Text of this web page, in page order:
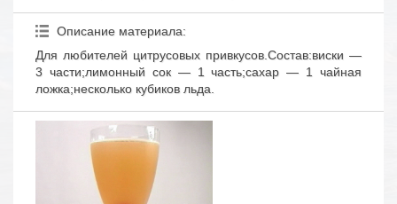
Описание материала:
Для любителей цитрусовых привкусов.Состав:виски —
3 части;лимонный сок — 1 часть;сахар — 1 чайная
ложка;несколько кубиков льда.